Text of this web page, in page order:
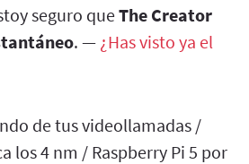
seguro queThe Creator
. — ¿Has visto ya el
de tus videollamadas /
los 4 nm / Raspberry Pi 5 por